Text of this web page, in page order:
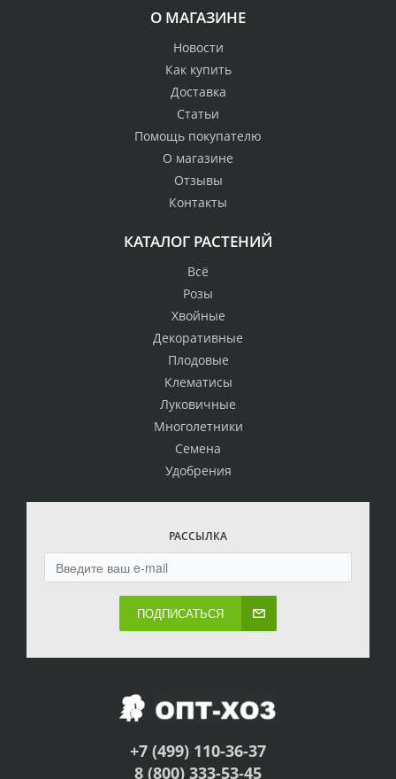
О МАГАЗИНЕ
Новости
Как купить
Доставка
Статьи
Помощь покупателю
О магазине
Отзывы
Контакты
КАТАЛОГ РАСТЕНИЙ
Всё
Розы
Хвойные
Декоративные
Плодовые
Клематисы
Луковичные
Многолетники
Семена
Удобрения
РАССЫЛКА
ПОДПИСАТЬСЯ
+7 (499) 110-36-37
8 (800) 333-53-45